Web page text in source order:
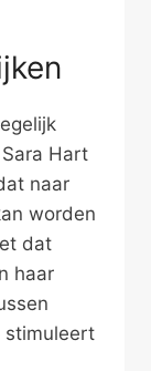
Hart
naar
worden
dat
haar
stimuleert